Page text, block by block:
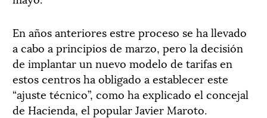
En años anteriores estre proceso se ha llevado
a cabo a principios de marzo, pero la decisión
de implantar un nuevo modelo de tarifas en
estos centros ha obligado a establecer este
“ajuste técnico”, como ha explicado el concejal
de Hacienda, el popular Javier Maroto.